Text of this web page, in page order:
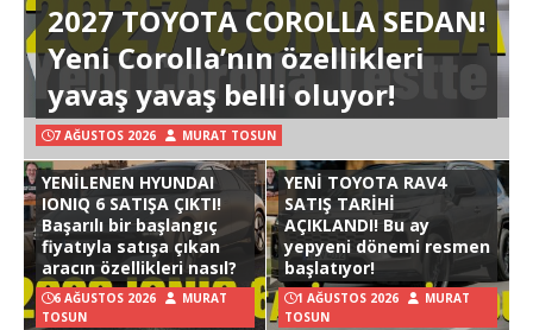
2027 TOYOTA COROLLA SEDAN!
Yeni Corolla’nın özellikleri
yavaş yavaş belli oluyor!
7 AĞUSTOS 2026 MURAT TOSUN
YENİLENEN HYUNDAI
IONIQ 6 SATIŞA ÇIKTI!
Başarılı bir başlangıç
fiyatıyla satışa çıkan
aracın özellikleri nasıl?
6 AĞUSTOS 2026
MURAT
TOSUN
YENİ TOYOTA RAV4
SATIŞ TARİHİ
AÇIKLANDI! Bu ay
yepyeni dönemi resmen
başlatıyor!
1 AĞUSTOS 2026
MURAT
TOSUN